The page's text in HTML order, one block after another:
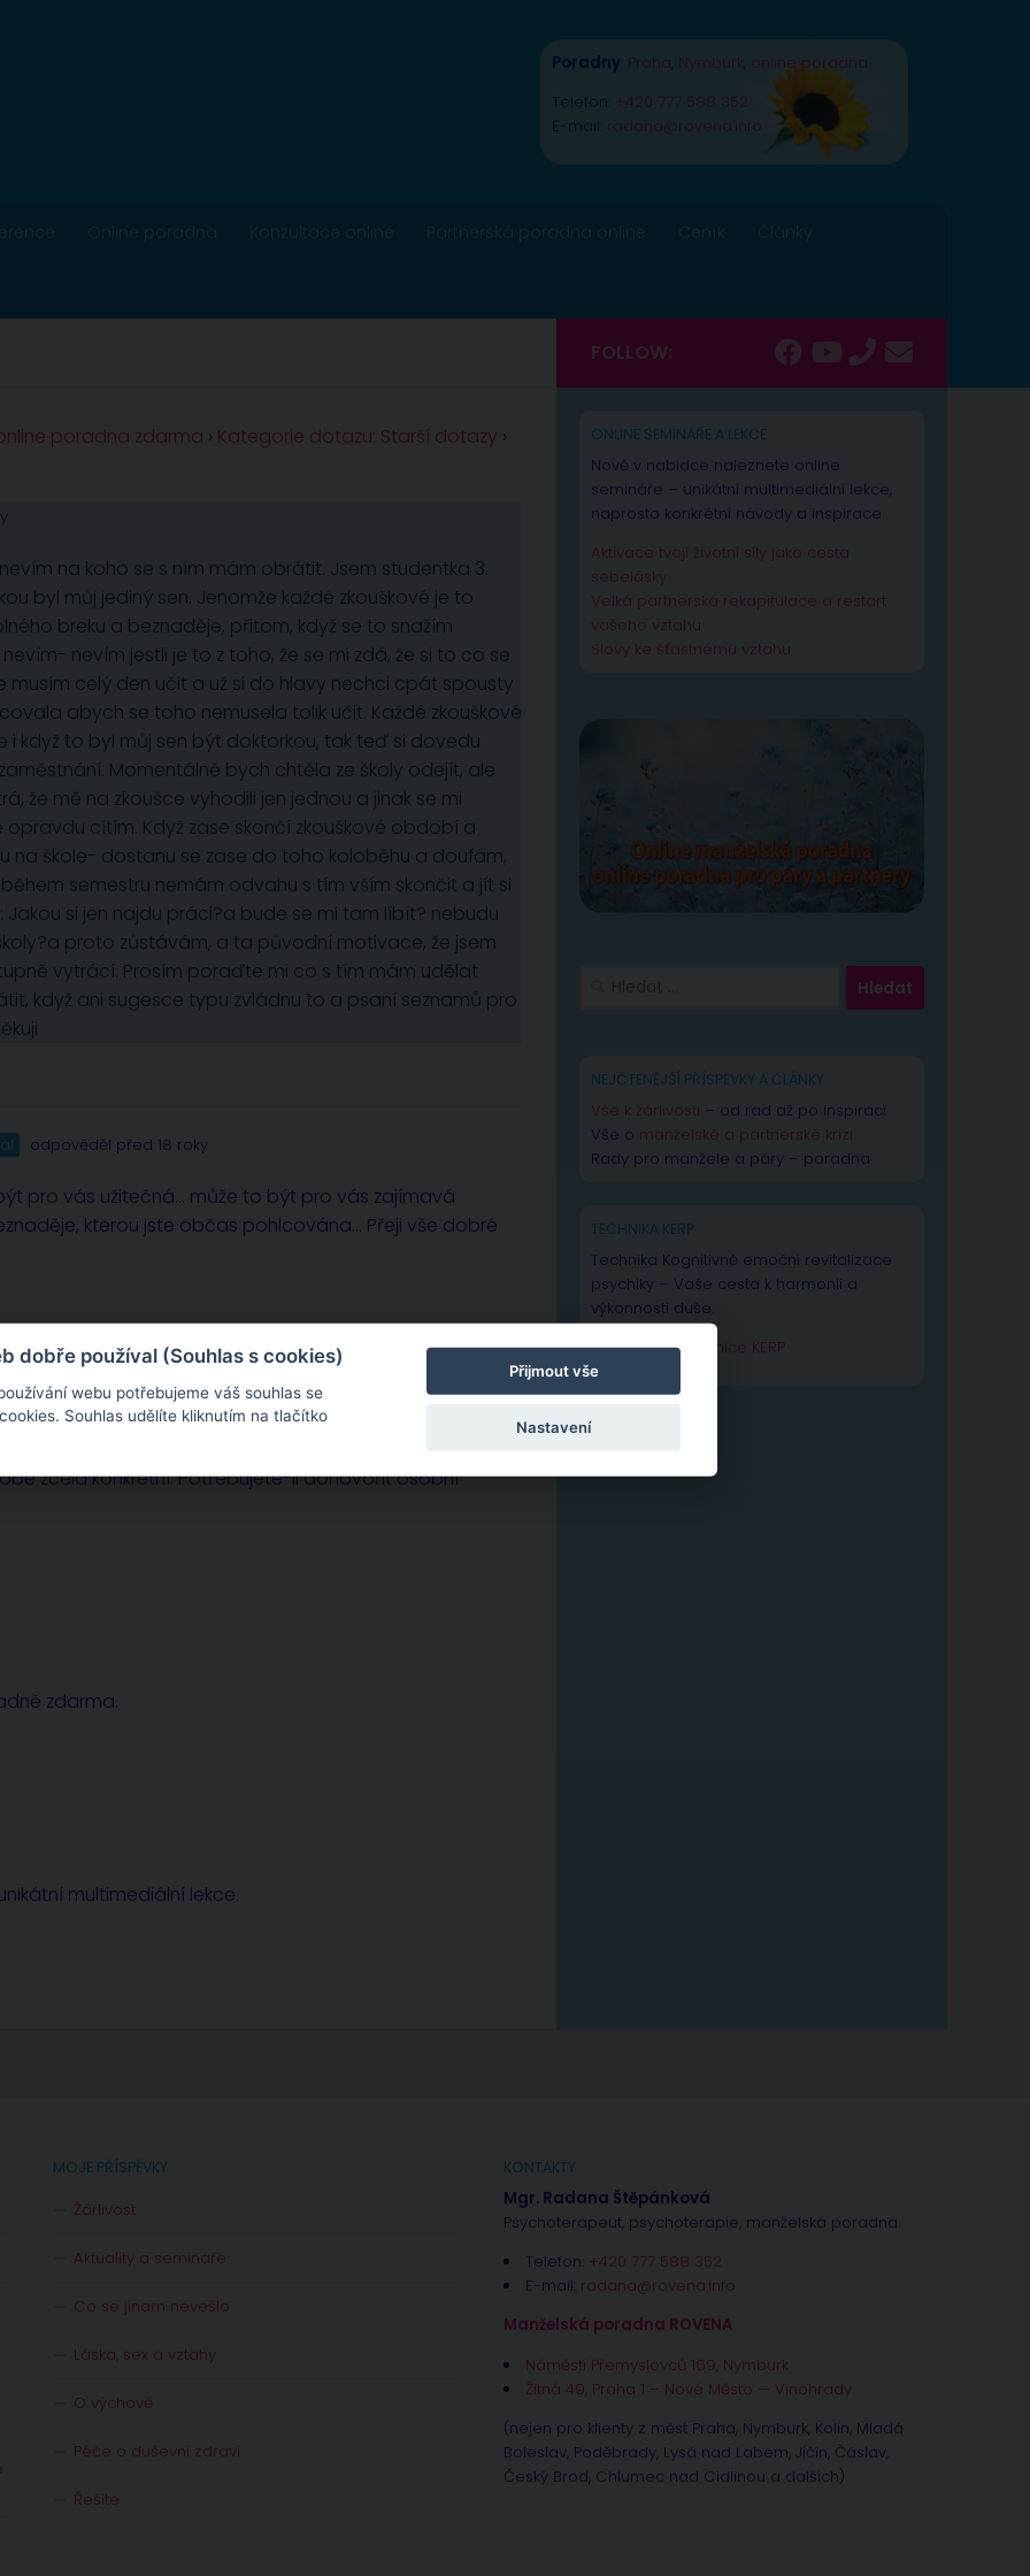
Poradny Praha Nymburk online poradna
Telefon: +420 777 588 352
E-mail: radana@rovena.info
Online poradna Konzultace online Partnerská poradna online Ceník Články
poradna zdarma › Kategorie dotazu: Starší dotazy ›
na koho se s ním mám obrátit. Jsem studentka 3.
byl můj jediný sen. Jenomže každé zkouškové je to
breku a beznaděje, přitom, když se to snažím
nevím jestli je to z toho, že se mi zdá, že si to co se
musím celý den učit a už si do hlavy nechci cpát spousty
abych se toho nemusela tolik učit. Každé zkouškové
když to byl můj sen být doktorkou, tak teď si dovedu
Momentálně bych chtěla ze školy odejít, ale
že mě na zkoušce vyhodili jen jednou a jinak se mi
opravdu cítím. Když zase skončí zkouškové období a
na škole- dostanu se zase do toho koloběhu a doufám,
semestru nemám odvahu s tím vším skončit a jít si
si jen najdu práci?a bude se mi tam líbít? nebudu
proto zůstávám, a ta původní motivace, že jsem
vytrácí. Prosím poraďte mi co s tím mám udělat
když ani sugesce typu zvládnu to a psaní seznamů pro
odpověděl před 18 roky
pro vás užitečná… může to být pro vás zajímavá
kterou jste občas pohlcována… Přeji vše dobré
zcela konkrétní. Potřebujete-li dohovořit osobní
zdarma.
multimediální lekce.
FOLLOW:
ONLINE SEMINÁŘE A LEKCE
Nově v nabídce naleznete online
semináře – unikátní multimediální lekce,
naprosto konkrétní návody a inspirace.
Aktivace tvojí životní síly jako cesta
sebelásky
Velká partnerská rekapitulace a restart
vašeho vztahu
Slovy ke šťastnému vztahu
NEJČTENĚJŠÍ PŘÍSPĚVKY A ČLÁNKY
Vše k žárlivosti – od rad až po inspiraci
Vše o manželské a partnerské krizi
Rady pro manžele a páry – poradna
TECHNIKA KERP
Technika Kognitivně emoční revitalizace
psychiky – Vaše cesta k harmonii a
výkonnosti duše.
Zjistit více o technice KERP
MOJE PŘÍSPĚVKY
Žárlivost
Aktuality a semináře
Co se jinam nevešlo
Láska, sex a vztahy
O výchově
Péče o duševní zdraví
Řešíte
KONTAKTY
Mgr. Radana Štěpánková
Psychoterapeut, psychoterapie, manželská poradna
Telefon: +420 777 588 352
E-mail: radana@rovena.info
Manželská poradna ROVENA
Náměstí Přemyslovců 169, Nymburk
Žitná 49, Praha 1 – Nové Město — Vinohrady
(nejen pro klienty z měst Praha, Nymburk, Kolín, Mladá
Boleslav, Poděbrady, Lysá nad Labem, Jíčín, Čáslav,
Český Brod, Chlumec nad Cidlinou a dalších)
dobře používal (Souhlas s cookies)
webu potřebujeme váš souhlas se
Souhlas udělíte kliknutím na tlačítko
Přijmout vše
Nastavení